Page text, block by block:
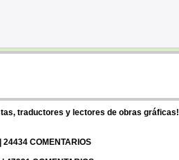
traductores y lectores de obras gráficas!
24434 COMENTARIOS